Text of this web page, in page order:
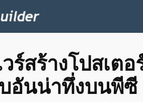
ร์สร้างโปสเต
อันน่าทึ่งบนพีซี